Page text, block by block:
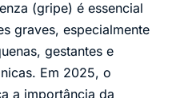
(gripe) é essencial
graves, especialmente
gestantes e
Em 2025, o
a importância da